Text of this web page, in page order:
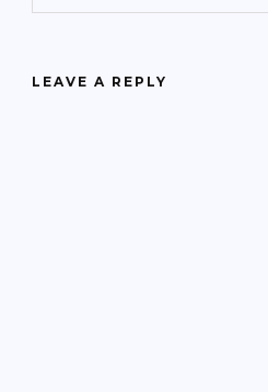
LEAVE A REPLY